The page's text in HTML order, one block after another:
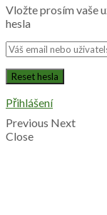
Vložte prosím vaše
hesla
Přihlášení
Previous Next
Close